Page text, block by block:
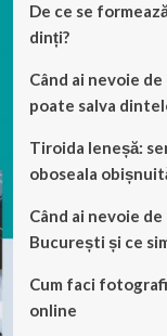
De ce se
dinți?
Când ai nevoie
poate salva
Tiroida leneșă:
oboseala
Când ai nevoie
București și ce
Cum faci
online